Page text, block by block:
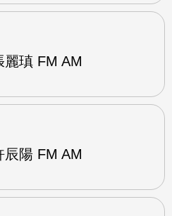
瑱 FM AM
辰陽 FM AM